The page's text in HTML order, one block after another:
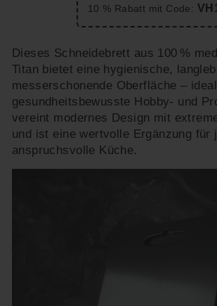
10 % Rabatt mit Code:
Dieses Schneidebrett aus 100 %
Titan bietet eine hygienische,
messerschonende Oberfläche –
gesundheitsbewusste Hobby- und
vereint modernes Design mit
und ist eine wertvolle Ergänzung für
anspruchsvolle Küche.